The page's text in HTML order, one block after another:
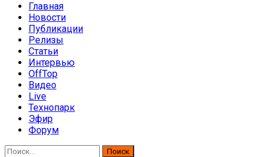
Главная
Новости
Публикации
Релизы
Статьи
Интервью
OffTop
Видео
Live
Технопарк
Эфир
Форум
Найти: